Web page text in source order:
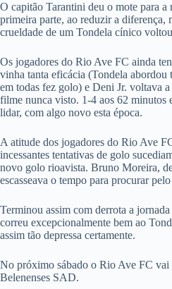
O capitão Tarantini deu o mote para a
primeira parte, ao reduzir a diferença,
crueldade de um Tondela cínico
Os jogadores do Rio Ave FC ainda
vinha tanta eficácia (Tondela abordou
em todas fez golo) e Deni Jr. voltava
filme nunca visto. 1-4 aos 62 minutos
lidar, com algo novo esta época.
A atitude dos jogadores do Rio Ave
incessantes tentativas de golo
novo golo rioavista. Bruno Moreira,
escasseava o tempo para procurar
Terminou assim com derrota a
correu excepcionalmente bem ao
assim tão depressa certamente.
No próximo sábado o Rio Ave FC vai
Belenenses SAD.